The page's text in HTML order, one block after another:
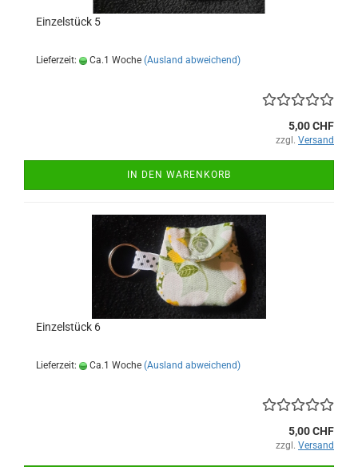
Einzelstück 5
Lieferzeit: Ca.1 Woche (Ausland abweichend)
5,00 CHF
zzgl. Versand
IN DEN WARENKORB
Einzelstück 6
Lieferzeit: Ca.1 Woche (Ausland abweichend)
5,00 CHF
zzgl. Versand